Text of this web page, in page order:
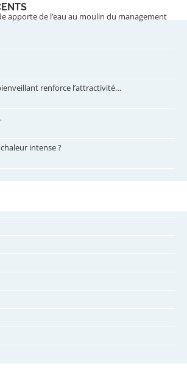
apporte de l’eau au moulin du management
renforce l’attractivité…
intense ?